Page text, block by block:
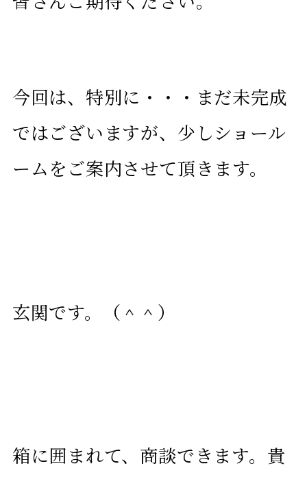
今回は、特別に・・・まだ未完成
ではございますが、少しショール
ームをご案内させて頂きます。
玄関です。 （＾＾）
箱に囲まれて、商談できます。貴